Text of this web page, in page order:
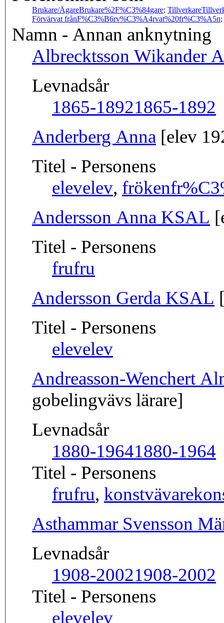
Brukare/ÄgareBrukare%2F%C3%84gare; Tillverkare
Förvärvat frånF%C3%B6rv%C3%A4rvat%20fr%C3%A5n;
Namn - Annan anknytning
Albrecktsson Wikander
Levnadsår
1865-18921865-1892
Anderberg Anna [elev
Titel - Personens
elevelev, fröken
Andersson Anna KSAL
Titel - Personens
frufru
Andersson Gerda KSAL
Titel - Personens
elevelev
Andreasson-Wenchert
gobelingvävs lärare]
Levnadsår
1880-19641880-1964
Titel - Personens
frufru, konstvävare
Asthammar Svensson
Levnadsår
1908-20021908-2002
Titel - Personens
elevelev